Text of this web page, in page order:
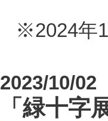
※2024年
2023/10/02
「緑十